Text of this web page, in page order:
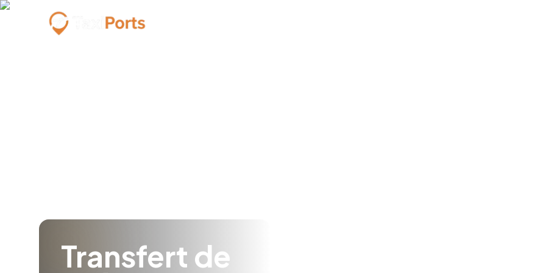
Transfert de